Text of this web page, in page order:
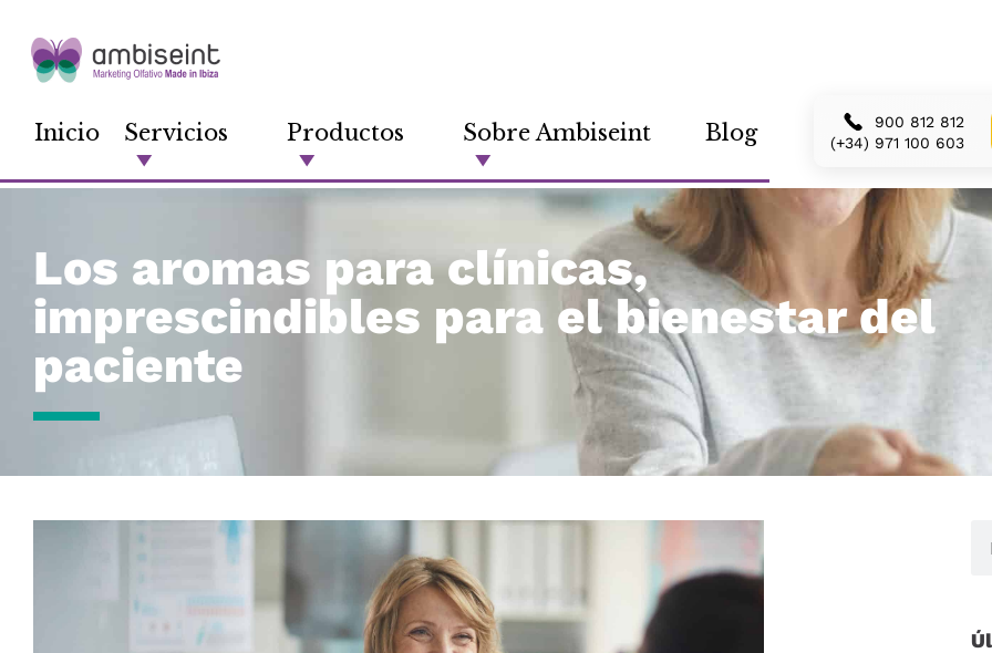
Inicio Servicios Productos Sobre Ambiseint Blog
900 812 812
(+34) 971 100 603
Los aromas para clínicas,
imprescindibles para el bienestar del
paciente